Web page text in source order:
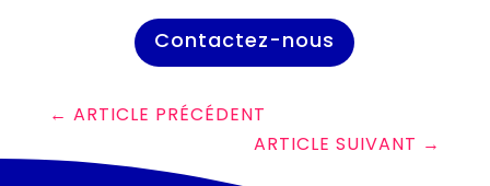
Contactez-nous
← ARTICLE PRÉCÉDENT
ARTICLE SUIVANT →